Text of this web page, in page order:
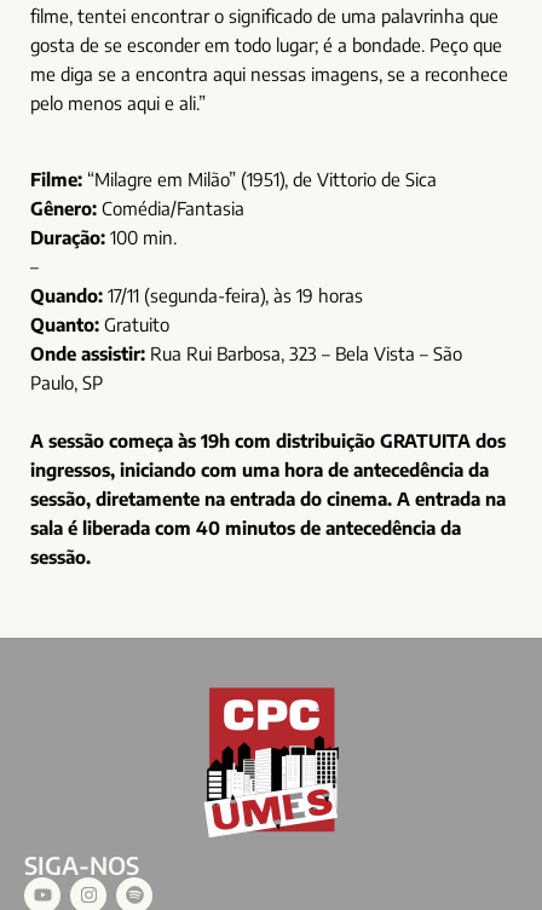
filme, tentei encontrar o significado de uma palavrinha que
gosta de se esconder em todo lugar; é a bondade. Peço que
me diga se a encontra aqui nessas imagens, se a reconhece
pelo menos aqui e ali.”
Filme: “Milagre em Milão” (1951), de Vittorio de Sica
Gênero: Comédia/Fantasia
Duração: 100 min.
–
Quando: 17/11 (segunda-feira), às 19 horas
Quanto: Gratuito
Onde assistir: Rua Rui Barbosa, 323 – Bela Vista – São
Paulo, SP
A sessão começa às 19h com distribuição GRATUITA dos
ingressos, iniciando com uma hora de antecedência da
sessão, diretamente na entrada do cinema. A entrada na
sala é liberada com 40 minutos de antecedência da
sessão.
SIGA-NOS